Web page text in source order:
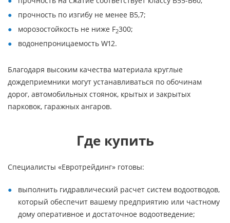
прочность по изгибу не менее В5,7;
морозостойкость не ниже F2300;
водонепроницаемость W12.
Благодаря высоким качества материала круглые
дождеприемники могут устанавливаться по обочинам
дорог, автомобильных стоянок, крытых и закрытых
парковок, гаражных ангаров.
Где купить
Специалисты «Евротрейдинг» готовы:
выполнить гидравлический расчет систем водоотводов,
который обеспечит вашему предприятию или частному
дому оперативное и достаточное водоотведение;